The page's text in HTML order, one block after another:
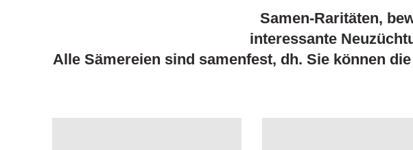
Samen-Raritäten,
interessante
Alle Sämereien sind samenfest, dh. Sie können